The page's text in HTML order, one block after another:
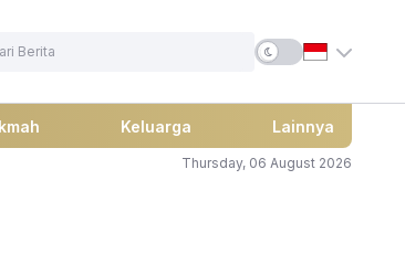
Keluarga Lainnya
Thursday, 06 August 2026